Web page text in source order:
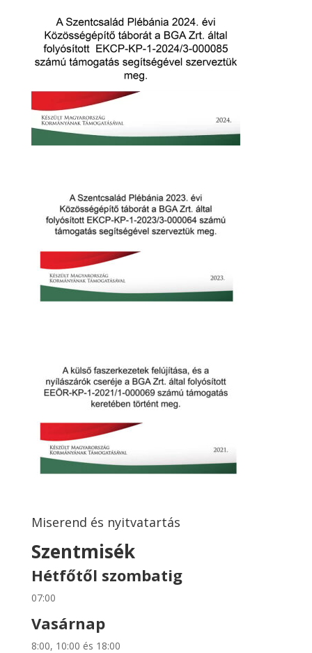
Miserend és nyitvatartás
Szentmisék
Hétfőtől szombatig
07:00
Vasárnap
8:00, 10:00 és 18:00